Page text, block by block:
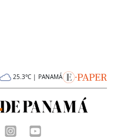
25.3°C | PANAMÁ